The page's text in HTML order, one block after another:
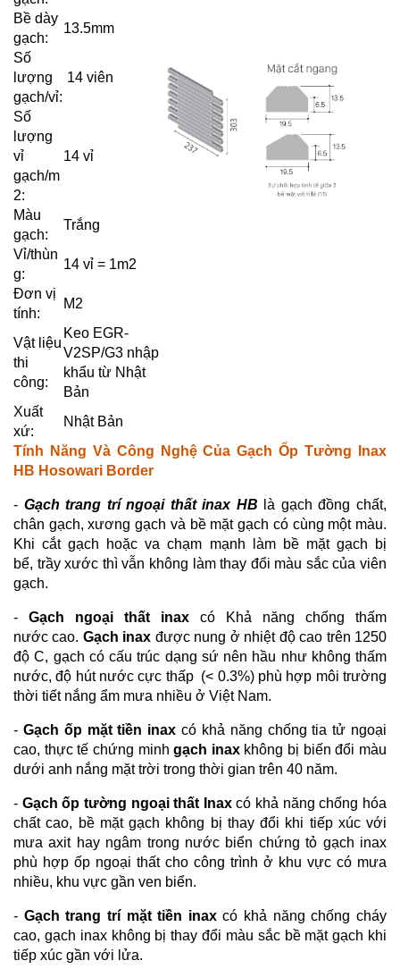
Bề dày
gạch:
13.5mm
Số
lượng
gạch/vỉ:
14 viên
Số
lượng
vỉ
gạch/m
2:
14 vỉ
Màu
gạch:
Trắng
Vỉ/thùn
g:
14 vỉ = 1m2
Đơn vị
tính:
M2
Vật liệu
thi
công:
Keo EGR-
V2SP/G3 nhập
khẩu từ Nhật
Bản
Xuất
xứ:
Nhật Bản
Tính Năng Và Công Nghệ Của Gạch Ốp Tường Inax
HB Hosowari Border
- Gạch trang trí ngoại thất inax HB là gạch đồng chất,
chân gạch, xương gạch và bề mặt gạch có cùng một màu.
Khi cắt gạch hoặc va chạm mạnh làm bề mặt gạch bị
bể, trầy xước thì vẫn không làm thay đổi màu sắc của viên
gạch.
- Gạch ngoại thất inax có Khả năng chống thấm
nước cao. Gạch inax được nung ở nhiệt độ cao trên 1250
độ C, gạch có cấu trúc dạng sứ nên hầu như không thấm
nước, độ hút nước cực thấp (< 0.3%) phù hợp môi trường
thời tiết nắng ẩm mưa nhiều ở Việt Nam.
- Gạch ốp mặt tiền inax có khả năng chống tia tử ngoại
cao, thực tế chứng minhgạch inaxkhông bị biến đổi màu
dưới anh nắng mặt trời trong thời gian trên 40 năm.
- Gạch ốp tường ngoại thất Inaxcó khả năng chống hóa
chất cao, bề mặt gạch không bị thay đổi khi tiếp xúc với
mưa axit hay ngâm trong nước biển chứng tỏ gạch inax
phù hợp ốp ngoại thất cho công trình ở khu vực có mưa
nhiều, khu vực gần ven biển.
- Gạch trang trí mặt tiền inaxcó khả năng chống cháy
cao, gạch inax không bị thay đổi màu sắc bề mặt gạch khi
tiếp xúc gần với lửa.